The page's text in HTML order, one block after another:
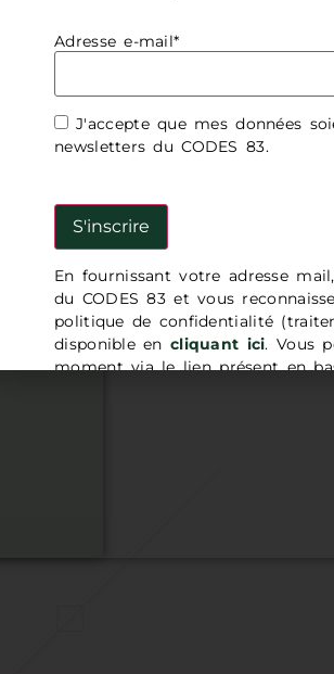
Adresse e-mail*
J'accepte que mes données
newsletters du CODES 83.
En fournissant votre adresse
du CODES 83 et vous
politique de confidentialité
disponible en cliquant ici. Vous
moment via le lien présent en